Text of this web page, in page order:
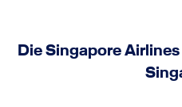
Die Singapore